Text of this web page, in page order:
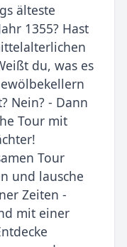
älteste
1355? Hast
du, was es
Nein? - Dann
Tour mit
Tour
und lausche
Zeiten -
mit einer